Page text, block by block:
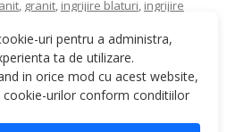
uri pentru a administra,
ta de utilizare.
in orice mod cu acest website,
urilor conform conditiilor
, granit,ingrijire blaturi,ingrijire
reguli benefice graniton